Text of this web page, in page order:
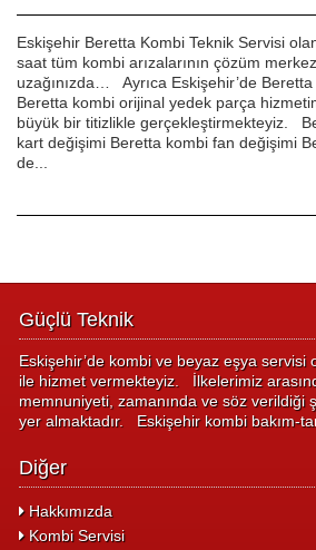
Eskişehir Beretta Kombi Teknik Servisi
saat tüm kombi arızalarının çözüm
uzağınızda… Ayrıca Eskişehir’de Beretta
Beretta kombi orijinal yedek parça
büyük bir titizlikle gerçekleştirmekteyiz.
kart değişimi Beretta kombi fan değişimi
de...
Güçlü Teknik
Eskişehir’de kombi ve beyaz eşya servisi
ile hizmet vermekteyiz. İlkelerimiz
memnuniyeti, zamanında ve söz verildiği
yer almaktadır. Eskişehir kombi bakım-
Diğer
Hakkımızda
Kombi Servisi